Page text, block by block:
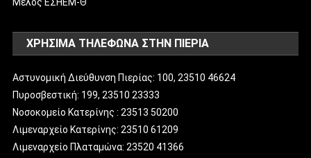
ΧΡΗΣΙΜΑ ΤΗΛΕΦΩΝΑ ΣΤΗΝ ΠΙΕΡΙΑ
Αστυνομική Διεύθυνση Πιερίας: 100, 23510 46624
Πυροσβεστική: 199, 23510 23333
Νοσοκομείο Κατερίνης : 23513 50200
Λιμεναρχείο Κατερίνης: 23510 61209
Λιμεναρχείο Πλαταμώνα: 23520 41366